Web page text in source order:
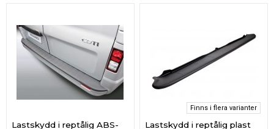
Lastskydd i reptålig ABS-
Finns i flera varianter
Lastskydd i reptålig plast